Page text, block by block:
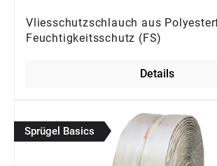
Vliesschutzschlauch aus
Feuchtigkeitsschutz (FS)
Details
Sprügel Basics